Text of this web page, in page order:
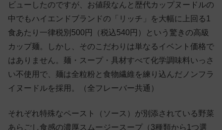
ビューしたのですが、お値段なんと歴代カップヌードルの
中でもハイエンドブランドの「リッチ」を大幅に上回る1
食あたり一律税別500円（税込540円）という驚きの高級
カップ麺。しかし、そのこだわりは単なるイベント価格で
はありません。麺・スープ・具材すべて化学調味料いっさ
い不使用で、麺は全粒粉と食物繊維を練り込んだノンフラ
イヌードルを採用。（全フレーバー共通）
それぞれ特殊なペースト（ソース）が別添されている野菜
あらごし食感の濃厚スムージースープ（3種類から1つ選